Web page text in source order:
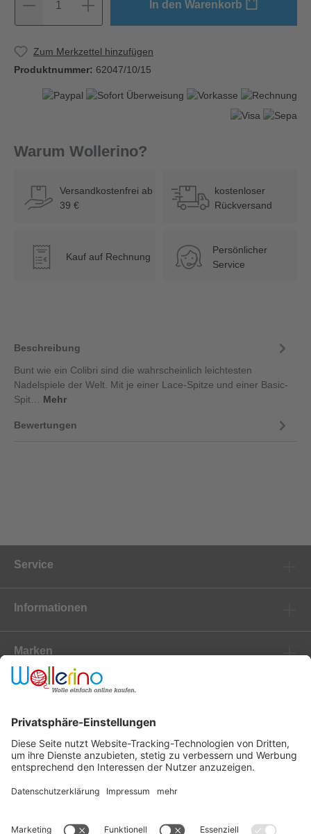
1 In den Warenkorb
Zum Merkzettel hinzufügen
Produktnummer: 62047/10/15
Warum Wollerino?
Versandkostenfrei ab
39 €
kostenloser
Rückversand
€ Kauf auf Rechnung
Persönlicher
Service
Beschreibung
Bunt wie ein Colibri sind die wahrscheinlich leichtesten
Nadelspiele der Welt. Mit je einer Lace-Spitze und einer Basic-
Spit… Mehr
Bewertungen
Service
Informationen
Marken
Newsletter
Versanddienstleister